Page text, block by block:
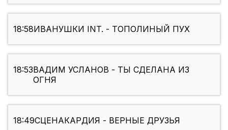
18:58ИВАНУШКИ INT. - ТОПОЛИНЫЙ ПУХ
18:53ВАДИМ УСЛАНОВ - ТЫ СДЕЛАНА ИЗ
ОГНЯ
18:49СЦЕНАКАРДИЯ - ВЕРНЫЕ ДРУЗЬЯ